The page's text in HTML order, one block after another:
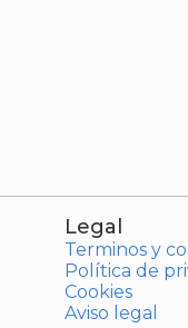
Legal
Terminos y
Política de
Cookies
Aviso legal